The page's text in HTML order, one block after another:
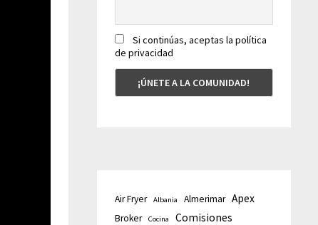
Si continúas, aceptas la política
de privacidad
Air Fryer Albania Almerimar Apex
Broker Cocina
Comisiones